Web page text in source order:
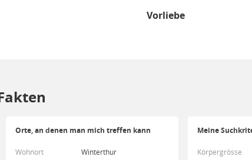
Vorliebe
Orte, an denen man mich treffen kann
Wohnort Winterthur
Meine
Körpergrösse